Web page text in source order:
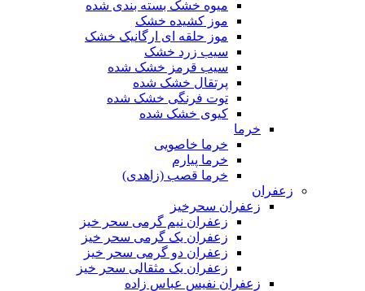
میوه خشک بسته بندی شده
موز کشیده خشک
موز حلقه ای ارگانیک خشک
سیب زرد خشک
سیب قرمز خشک شده
پرتقال خشک شده
توت فرنگی خشک شده
کیوی خشک شده
خرما
خرما خاصویی
خرما پیارم
خرما قصب (زاهدی)
زعفران
زعفران سحرخیز
زعفران نیم گرمی سحر خیز
زعفران یک گرمی سحر خیز
زعفران دو گرمی سحر خیز
زعفران یک مثقالی سحر خیز
زعفران نفیس عباس زاده